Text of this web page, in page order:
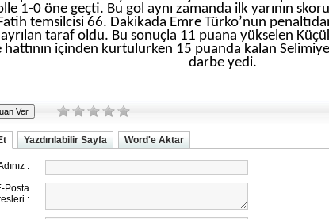
1-0 öne geçti. Bu gol aynı zamanda ilk yarının
temsilcisi 66. Dakikada Emre Türko’nun
taraf oldu. Bu sonuçla 11 puana yükselen
hattının içinden kurtulurken 15 puanda kalan Selimiye
darbe yedi.
Yazdırılabilir Sayfa Word'e Aktar